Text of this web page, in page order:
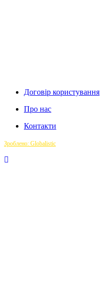
Договір користування
Про нас
Контакти
Зроблено: Globalistic